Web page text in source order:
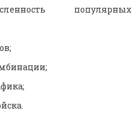
популярных